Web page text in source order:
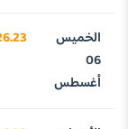
الخميس
06
أغسطس